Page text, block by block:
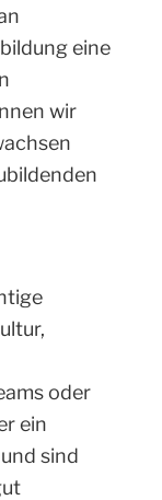
eine
wir
oder
ein
sind